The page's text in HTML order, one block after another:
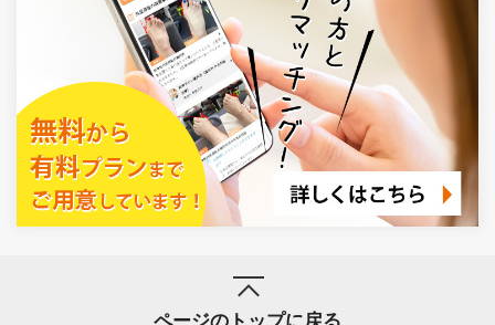
ページのトップに戻る